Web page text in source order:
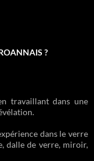
?
travaillant dans une
dans le verre
dalle de verre, miroir,